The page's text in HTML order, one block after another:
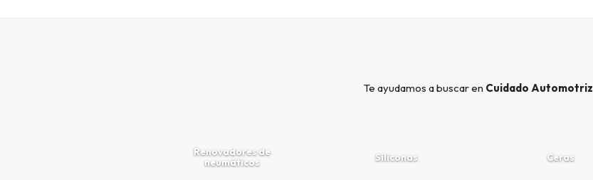
Te ayudamos a buscar en Cuidado Automotriz
Renovadores de
neumáticos
Siliconas Ceras